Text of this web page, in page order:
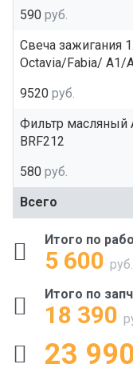
590 руб.
Свеча зажигания
Octavia/Fabia/ A1/
9520 руб.
Фильтр масляный
BRF212
580 руб.
Всего
Итого по
5 600 руб.
Итого по
18 390
23 990